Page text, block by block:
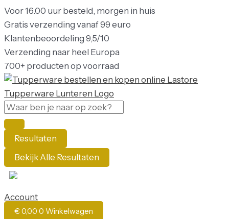
Ga
naar
de
inhoud
Voor16.00 uur besteld, morgen in huis
Gratis verzending vanaf99 euro
Klantenbeoordeling 9,5/10
Verzending naar heel Europa
700+ producten op voorraad
Search
...
Resultaten
Bekijk Alle Resultaten
Account
€ 0,00 0 Winkelwagen
Search
...
Oorspronkelijke
was:
€ 9,90.
Huidige
prijs
€ 4,90.
Oorspronkelijke
was:
€ 13,90.
Huidige
prijs
is:
€ 9,00.
Oorspronkelijke
was:
€ 9,90.
Huidige
prijs
€ 4,90.
Oorspronkelijke
was:
€ 13,90.
Huidige
prijs
is:
€ 9,00.